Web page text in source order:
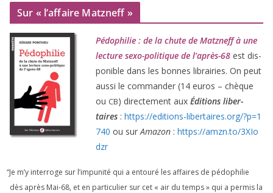
Sur « l’affaire Matzneff »
Pédophilie : de la chute de Matzneff à une
lec­ture sexo-poli­tique de l’après-68 est dis­
po­nible dans les bonnes librai­ries. On peut
aus­si le com­man­der (14 euros – chèque
ou CB) direc­te­ment aux Éditions liber­
taires : https://​edi​tions​-liber​taires​.org/​?​p​=​1
740 ou sur Amazon : https://​amzn​.to/​3​X​I​o​
dzr
“Je m’y inter­roge sur l’impunité qui a entou­ré les affaires de pédo­phi­lie
dès après Mai-68, et en par­ti­cu­lier sur cet « air du temps » qui a per­mis la